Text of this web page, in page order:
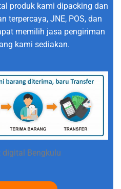
produk kami dipacking dan
terpercaya, JNE, POS, dan
memilih jasa pengiriman
kami sediakan.
Bengkulu